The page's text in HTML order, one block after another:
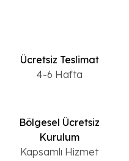
Ücretsiz Teslimat
4-6 Hafta
Bölgesel Ücretsiz
Kurulum
Kapsamlı Hizmet